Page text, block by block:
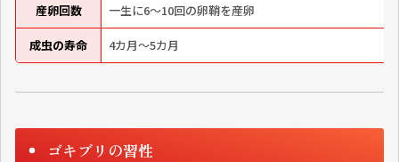
産卵回数 一生に6～10回の卵鞘を産卵
成虫の寿命 4カ月～5カ月
ゴキブリの習性